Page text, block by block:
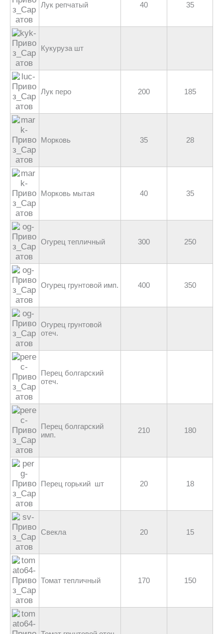
Лук репчатый 40 35
Кукуруза шт
Лук перо 200 185
Морковь 35 28
Морковь мытая 40 35
Огурец тепличный 300 250
Огурец грунтовой имп. 400 350
Огурец грунтовой
отеч.
Перец болгарский
отеч.
Перец болгарский
имп.
210 180
Перец горький шт 20 18
Свекла 20 15
Томат тепличный 170 150